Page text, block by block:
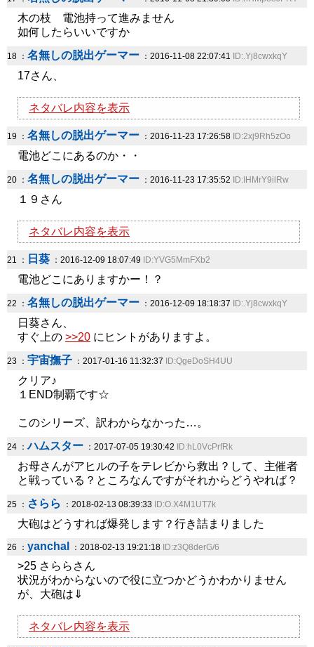
木の枝 電池持って進みません
如何したらいいですか
18 ： 名無しの脱出ゲーマー ：2016-11-08 22:07:41 ID:.Yj8cwxkqY
17さん、
ネタバレ内容を表示
19 ： 名無しの脱出ゲーマー ：2016-11-23 17:26:58 ID:2xj9Rh5zOo
電池どこにあるのか・・
20 ： 名無しの脱出ゲーマー ：2016-11-23 17:35:52 ID:IHMrY9ilRw
１９さん
ネタバレ内容を表示
21 ： 日葵 ：2016-12-09 18:07:49 ID:YVG5MmFXb2
電池どこにありますかー！？
22 ： 名無しの脱出ゲーマー ：2016-12-09 18:18:37 ID:.Yj8cwxkqY
日葵さん、
すぐ上の >>20 にヒントがありますよ。
23 ： 宇宙撫子 ：2017-01-16 11:32:37 ID:QgeDoSH4UU
クリア♪
１END制覇です☆
このシリーズ、訳わからなかった…。
24 ：ハムスター ：2017-07-05 19:30:42 ID:hL0VcPrfRk
お母さんがアヒルの子をテレビから救出？して、主催者
と戦っている？ところなんですがそれからどうやれば？
25 ： さらら ：2018-02-13 08:39:33 ID:O.X4M1UT7k
大砲はどうすれば爆発します？行き詰まりました
26 ： yanchal ：2018-02-13 19:21:18 ID:z3Q8derG/6
>25 さららさん
状況がわからないので役に立つかどうかわかりません
が、大砲は⇓
ネタバレ内容を表示